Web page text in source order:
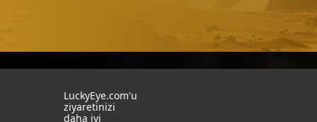
19 Mayıs Mah. Turaboğlu Sok.
LuckyEye.com'u
ziyaretinizi
daha iyi